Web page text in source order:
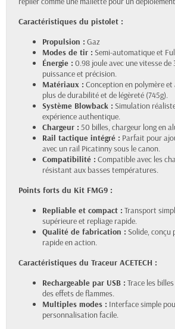
Caractéristiques du pistolet :
Propulsion : Gaz
Modes de tir : Semi-automatique et
Énergie : 0.98 joule avec une vitesse
puissance et précision.
Matériaux : Conception en polymère
plus de durabilité et de légèreté (745g).
Système Blowback : Simulation
expérience authentique.
Chargeur : 50 billes, chargeur long en
Rail tactique intégré : Parfait pour
avec un rail Picatinny sous le canon.
Compatibilité : Compatible avec les
résistant aux basses températures.
Points forts du Kit FMG9 :
Repliable et compact : Transport
supérieure et repliage rapide.
Qualité de fabrication : Solide, conçu
rapide en action.
Caractéristiques du Traceur ACETECH :
Rechargeable par USB : Trace les
des effets de flammes.
Multiples modes : Interface simple
personnalisation facile.